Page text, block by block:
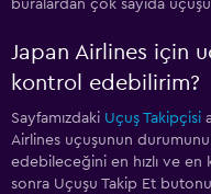
buralardan çok sayıda uçuşu
Japan Airlines için
kontrol edebilirim?
Sayfamızdaki Uçuş Takipçisi
Airlines uçuşunun
edebileceğini en hızlı ve
sonra Uçuşu Takip Et